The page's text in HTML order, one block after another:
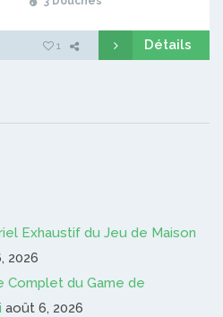
1 Détails
Exhaustif du Jeu de Maison
2026
Complet du Game de
août 6, 2026